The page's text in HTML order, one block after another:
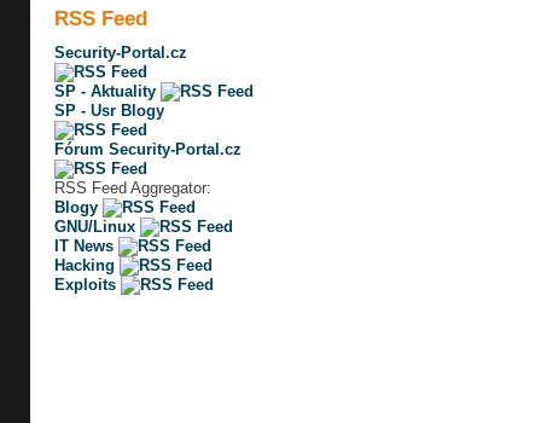
RSS Feed
Security-Portal.cz
SP - Aktuality
SP - Usr Blogy
Fórum Security-Portal.cz
RSS Feed Aggregator:
Blogy
GNU/Linux
IT News
Hacking
Exploits